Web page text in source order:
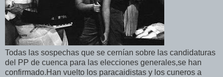
Todas las sospechas que se cernían sobre las candidaturas
del PP de cuenca para las elecciones generales,se han
confirmado.Han vuelto los paracaidistas y los cuneros a